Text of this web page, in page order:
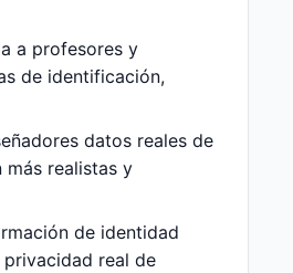
a profesores y
de identificación,
datos reales de
realistas y
de identidad
real de